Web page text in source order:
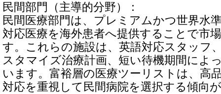
民間部門（主導的分野）：
民間医療部門は、プレミアムかつ世界水
対応医療を海外患者へ提供することで市
す。これらの施設は、英語対応スタッフ
スタマイズ治療計画、短い待機期間によ
います。富裕層の医療ツーリストは、高
対応を重視して民間病院を選択する傾向